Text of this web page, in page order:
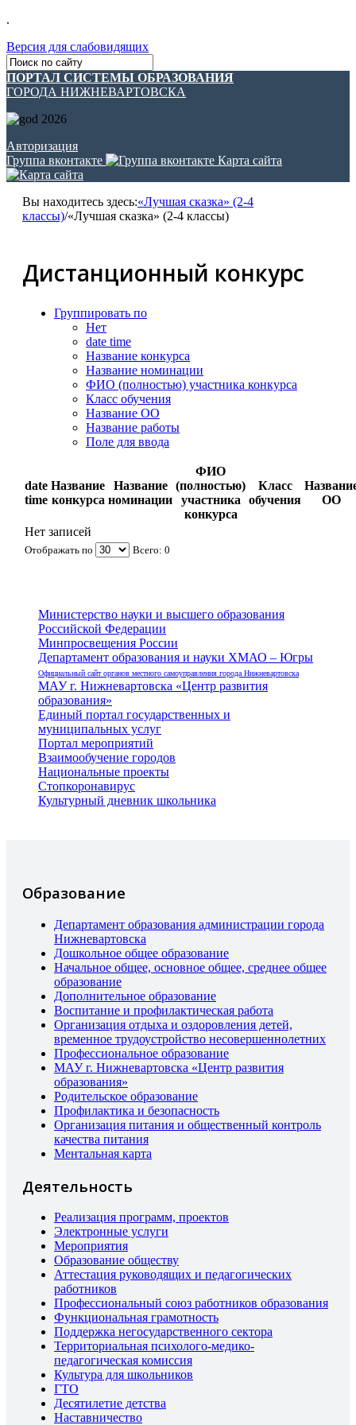
.
Версия для слабовидящих
ПОРТАЛ СИСТЕМЫ ОБРАЗОВАНИЯ
ГОРОДА НИЖНЕВАРТОВСКА
Авторизация
Группа вконтакте
Карта сайта
Вы находитесь здесь:«Лучшая сказка» (2-4
классы)/«Лучшая сказка» (2-4 классы)
Дистанционный конкурс
Группировать по
Нет
date time
Название конкурса
Название номинации
ФИО (полностью) участника конкурса
Класс обучения
Название ОО
Название работы
Поле для ввода
date
time
Название
конкурса
Название
номинации
ФИО
(полностью)
участника
конкурса
Класс
обучения
ОО
Отображать по Всего: 0
Нет записей
Министерство науки и высшего образования
Российской Федерации
Минпросвещения России
Департамент образования и науки ХМАО – Югры
Официальный сайт органов местного самоуправления города Нижневартовска
МАУ г. Нижневартовска «Центр развития
образования»
Единый портал государственных и
муниципальных услуг
Портал мероприятий
Взаимообучение городов
Национальные проекты
Стопкоронавирус
Культурный дневник школьника
Образование
Департамент образования администрации города
Нижневартовска
Дошкольное общее образование
Начальное общее, основное общее, среднее общее
образование
Дополнительное образование
Воспитание и профилактическая работа
Организация отдыха и оздоровления детей,
временное трудоустройство несовершеннолетних
Профессиональное образование
МАУ г. Нижневартовска «Центр развития
образования»
Родительское образование
Профилактика и безопасность
Организация питания и общественный контроль
качества питания
Ментальная карта
Деятельность
Реализация программ, проектов
Электронные услуги
Мероприятия
Образование обществу
Аттестация руководящих и педагогических
работников
Профессиональный союз работников образования
Функциональная грамотность
Поддержка негосударственного сектора
Территориальная психолого-медико-
педагогическая комиссия
Культура для школьников
ГТО
Десятилетие детства
Наставничество